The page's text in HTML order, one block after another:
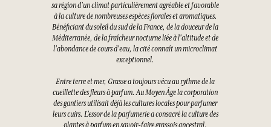
sa région d'un climat particulièrement agréable et favorable
à la culture de nombreuses espèces florales et aromatiques.
Bénéficiant du soleil du sud de la France, de la douceur de la
Méditerranée, de la fraîcheur nocturne liée à l'altitude et de
l'abondance de cours d'eau, la cité connaît un microclimat
exceptionnel.
Entre terre et mer, Grasse a toujours vécu au rythme de la
cueillette des fleurs à parfum. Au Moyen Âge la corporation
des gantiers utilisait déjà les cultures locales pour parfumer
leurs cuirs. L’essor de la parfumerie a consacré la culture des
plantes à parfum en savoir-faire grassois ancestral.